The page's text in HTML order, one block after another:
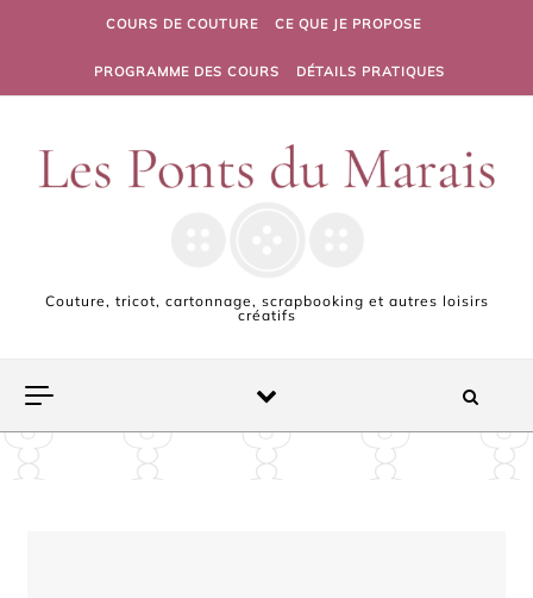
Skip to contentCOURS DE COUTURE CE QUE JE PROPOSE
PROGRAMME DES COURS DÉTAILS PRATIQUES
Couture, tricot, cartonnage, scrapbooking et autres loisirs
créatifs